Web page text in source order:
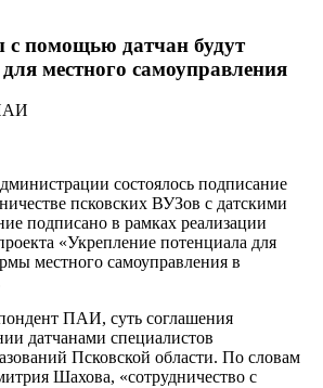
с помощью датчан будут
местного самоуправления
состоялось подписание
псковских ВУЗов с датскими
подписано в рамках реализации
«Укрепление потенциала для
местного самоуправления в
ПАИ, суть соглашения
датчанами специалистов
Псковской области. По словам
Шахова, «сотрудничество с